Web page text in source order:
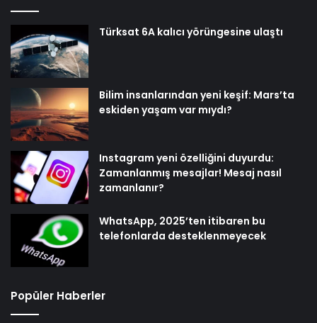
Türksat 6A kalıcı yörüngesine ulaştı
Bilim insanlarından yeni keşif: Mars’ta
eskiden yaşam var mıydı?
Instagram yeni özelliğini duyurdu:
Zamanlanmış mesajlar! Mesaj nasıl
zamanlanır?
WhatsApp, 2025’ten itibaren bu
telefonlarda desteklenmeyecek
Popüler Haberler